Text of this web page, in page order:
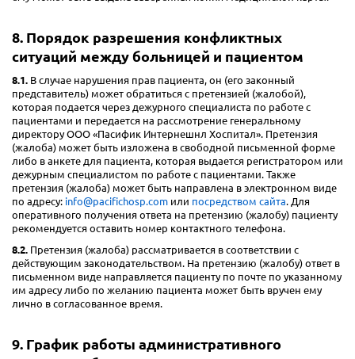
8. Порядок разрешения конфликтных
ситуаций между больницей и пациентом
8.1. В случае нарушения прав пациента, он (его законный
представитель) может обратиться с претензией (жалобой),
которая подается через дежурного специалиста по работе с
пациентами и передается на рассмотрение генеральному
директору ООО «Пасифик Интернешнл Хоспитал». Претензия
(жалоба) может быть изложена в свободной письменной форме
либо в анкете для пациента, которая выдается регистратором или
дежурным специалистом по работе с пациентами. Также
претензия (жалоба) может быть направлена в электронном виде
по адресу: info@pacifichosp.com или посредством сайта. Для
оперативного получения ответа на претензию (жалобу) пациенту
рекомендуется оставить номер контактного телефона.
8.2. Претензия (жалоба) рассматривается в соответствии с
действующим законодательством. На претензию (жалобу) ответ в
письменном виде направляется пациенту по почте по указанному
им адресу либо по желанию пациента может быть вручен ему
лично в согласованное время.
9. График работы административного